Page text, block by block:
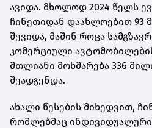
ავიდა. მხოლოდ 2024 წელს
ჩინეთიდან დაახლოებით 93
შევიდა, მაშინ როცა
კომერციული
მთლიანი მოხმარება 336
შეადგენდა.
ახალი წესების მიხედვით,
რომლებმაც ინდივიდუალური